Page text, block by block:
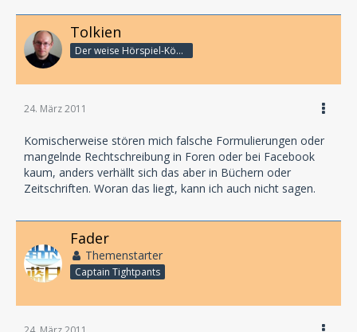
Tolkien
Der weise Hörspiel-König
24. März 2011
Komischerweise stören mich falsche Formulierungen oder
mangelnde Rechtschreibung in Foren oder bei Facebook
kaum, anders verhällt sich das aber in Büchern oder
Zeitschriften. Woran das liegt, kann ich auch nicht sagen.
Fader
Themenstarter
Captain Tightpants